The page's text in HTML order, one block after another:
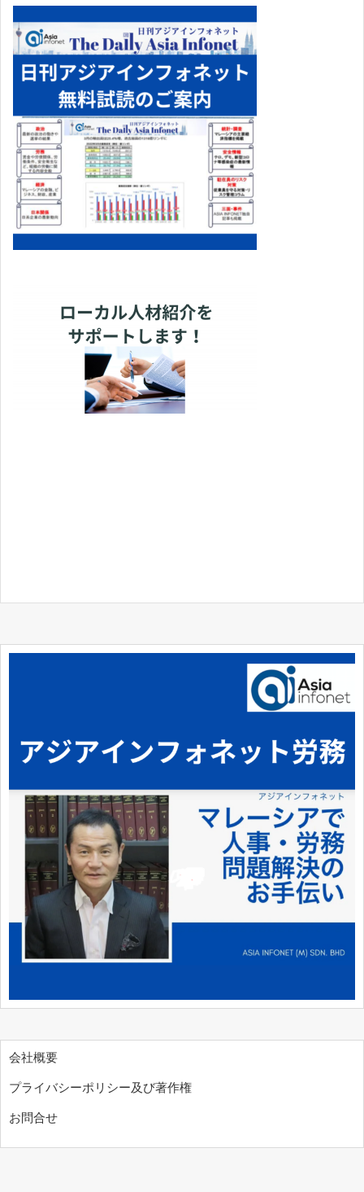
会社概要
プライバシーポリシー及び著作権
お問合せ